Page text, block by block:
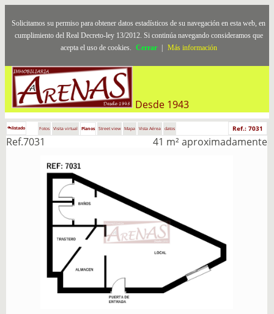
Solicitamos su permiso para obtener datos estadísticos de su navegación en esta web, en
cumplimiento del Real Decreto-ley 13/2012. Si continúa navegando consideramos que
acepta el uso de cookies. Cerrar Más información
Desde 1943
listado Fotos Visita virtual Planos Street view Mapa Vista Aérea datos Ref.: 7031
Ref.7031 41 m² aproximadamente